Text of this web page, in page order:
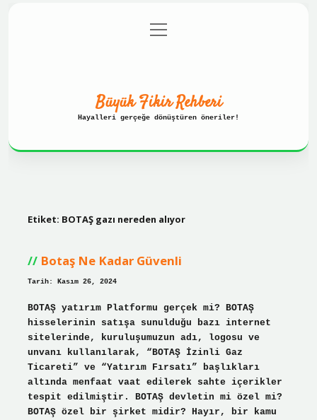
Gizlilik Politikası
menüyü
aç
Büyük Fikir Rehberi
Hayalleri gerçeğe dönüştüren öneriler!
Etiket: BOTAŞ gazı nereden alıyor
Botaş Ne Kadar Güvenli
Tarih: Kasım 26, 2024
BOTAŞ yatırım Platformu gerçek mi? BOTAŞ
hisselerinin satışa sunulduğu bazı internet
sitelerinde, kuruluşumuzun adı, logosu ve
unvanı kullanılarak, “BOTAŞ İzinli Gaz
Ticareti” ve “Yatırım Fırsatı” başlıkları
altında menfaat vaat edilerek sahte içerikler
tespit edilmiştir. BOTAŞ devletin mi özel mi?
BOTAŞ özel bir şirket midir? Hayır, bir kamu